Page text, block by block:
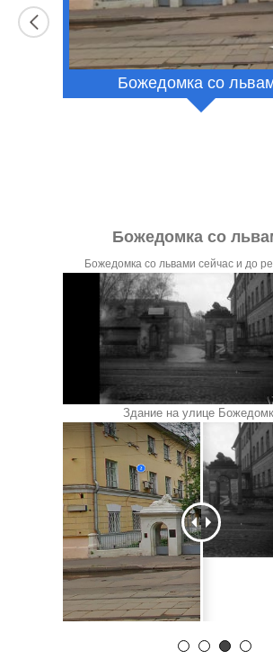
Божедомка со
Божедомка со
Божедомка со львами сейчас и до
Здание на улице